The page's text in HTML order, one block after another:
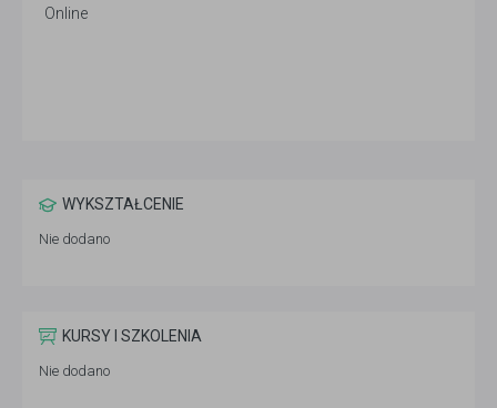
Online
WYKSZTAŁCENIE
Nie dodano
KURSY I SZKOLENIA
Nie dodano